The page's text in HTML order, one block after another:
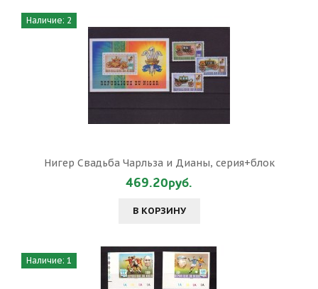
Наличие: 2
Нигер Свадьба Чарльза и Дианы, серия+блок
469.20руб.
В КОРЗИНУ
Наличие: 1